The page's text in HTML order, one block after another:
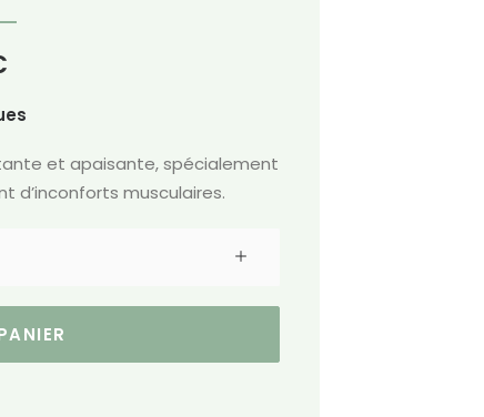
et apaisante, spécialement
d’inconforts musculaires.